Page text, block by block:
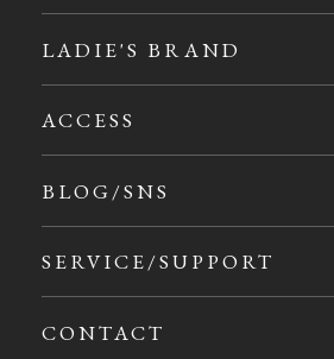
LADIE'S BRAND
ACCESS
BLOG/SNS
SERVICE/SUPPORT
CONTACT